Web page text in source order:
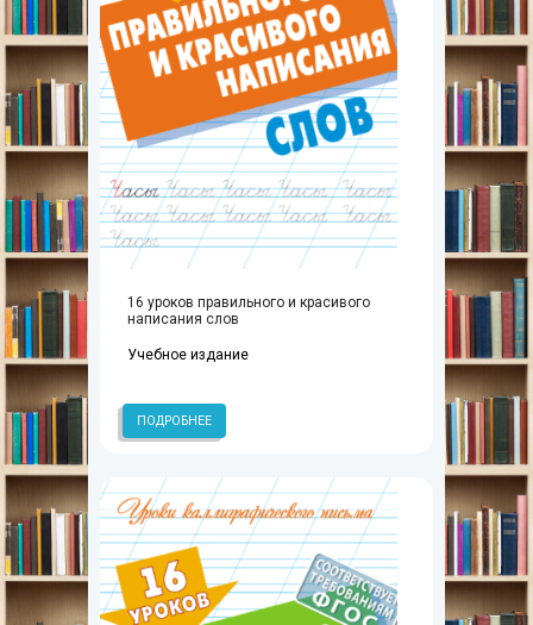
16 уроков правильного и красивого
написания слов
Учебное издание
ПОДРОБНЕЕ